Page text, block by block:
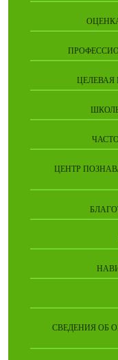
ЦЕЛЕВАЯ
ЦЕНТР
СВЕДЕНИЯ ОБ